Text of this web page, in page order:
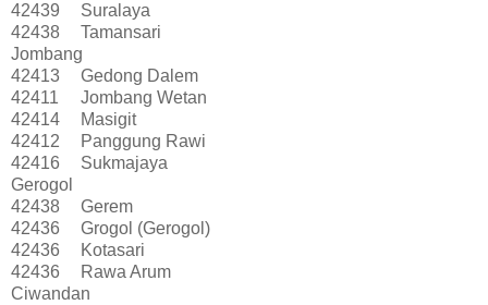
42439
Suralaya
42438
Tamansari
Jombang
42413
Gedong Dalem
42411
Jombang Wetan
42414
Masigit
42412
Panggung Rawi
42416
Sukmajaya
Gerogol
42438
Gerem
42436
Grogol (Gerogol)
42436
Kotasari
42436
Rawa Arum
Ciwandan